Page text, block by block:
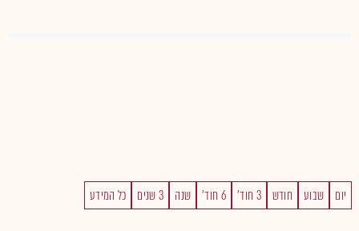
יום שבוע חודש 3 חוד' 6 חוד' שנה 3 שנים כל המידע